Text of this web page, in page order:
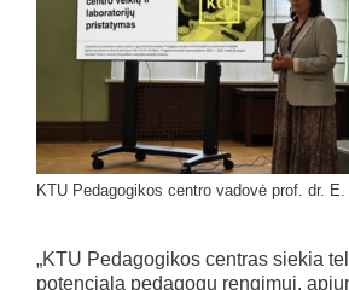
KTU Pedagogikos centro vadovė prof. dr.
„KTU Pedagogikos centras siekia
potencialą pedagogų rengimui,